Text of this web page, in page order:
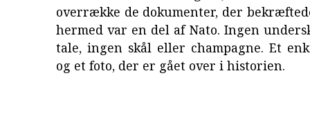
overrække de dokumenter, der
hermed var en del af Nato. Ingen
tale, ingen skål eller champagne. Et
og et foto, der er gået over i historien.